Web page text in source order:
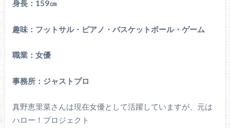
身長：159㎝
趣味：フットサル・ピアノ・バスケットボール・ゲーム
職業：女優
事務所：ジャストプロ
真野恵里菜さんは現在女優として活躍していますが、元は
ハロー！プロジェクト